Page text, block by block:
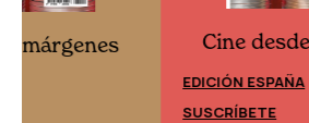
Cine desde los márgenes